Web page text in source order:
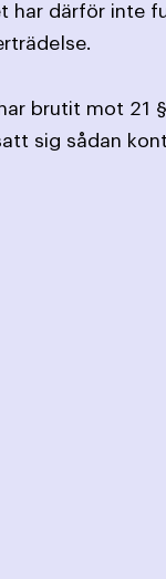
har därför inte
brutit mot 21
sig sådan